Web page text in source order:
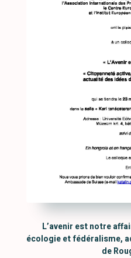
L’avenir est notre
écologie et fédéralisme,
de